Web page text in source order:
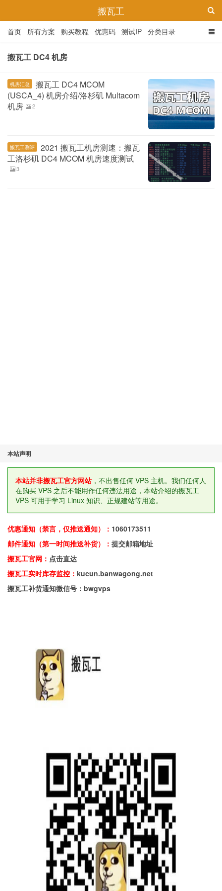
搬瓦工
首页 所有方案 购买教程 优惠码 测试IP 分类目录
搬瓦工 DC4 机房
机房汇总
搬瓦工 DC4 MCOM
(USCA_4) 机房介绍/洛杉矶 Multacom
机房
2
搬瓦工测评
2021 搬瓦工机房测速：搬瓦
工洛杉矶 DC4 MCOM 机房速度测试
3
本站声明
本站并非搬瓦工官方网站，不出售任何 VPS 主机。我们任何人
在购买 VPS 之后不能用作任何违法用途，本站介绍的搬瓦工
VPS 可用于学习 Linux 知识、正规建站等用途。
优惠通知（禁言，仅推送通知）： 1060173511
邮件通知（第一时间推送补货）： 提交邮箱地址
搬瓦工官网： 点击直达
搬瓦工实时库存监控： kucun.banwagong.net
搬瓦工补货通知微信号：bwgvps